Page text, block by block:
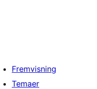
Fremvisning
Temaer